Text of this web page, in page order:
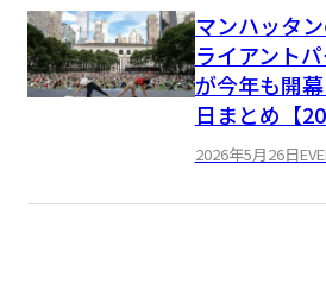
マンハッタ
ライアント
が今年も開
日まとめ【
2026年5月26日